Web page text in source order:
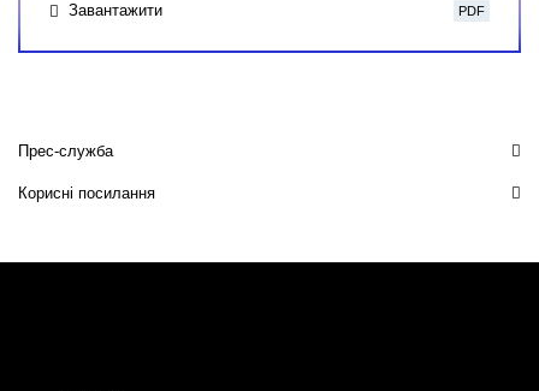
Завантажити PDF
Прес-служба
Корисні посилання